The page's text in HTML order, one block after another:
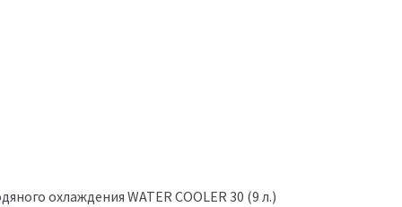
охлаждения WATER COOLER 30 (9 л.)